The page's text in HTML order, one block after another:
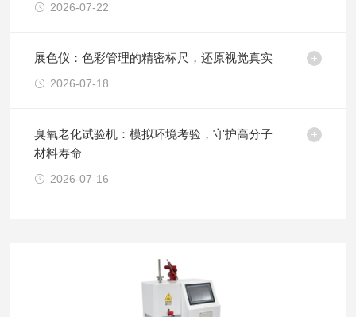
2026-07-22
展色仪：色彩管理的精密标尺，还原视觉真实
2026-07-18
臭氧老化试验机：模拟环境考验，守护高分子
材料寿命
2026-07-16